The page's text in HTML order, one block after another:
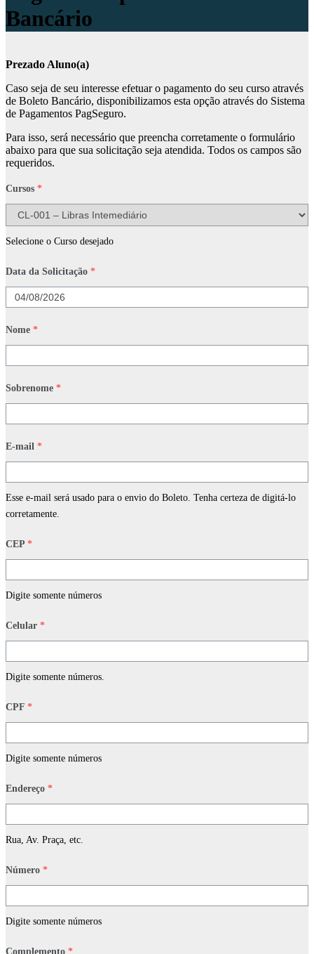
Bancário
Prezado Aluno(a)
Caso seja de seu interesse efetuar o pagamento do seu curso através
de Boleto Bancário, disponibilizamos esta opção através do Sistema
de Pagamentos PagSeguro.
Para isso, será necessário que preencha corretamente o formulário
abaixo para que sua solicitação seja atendida. Todos os campos são
requeridos.
Cursos *
Selecione o Curso desejado
Data da Solicitação *
Nome *
Sobrenome *
E-mail *
Esse e-mail será usado para o envio do Boleto. Tenha certeza de digitá-lo
corretamente.
CEP *
Digite somente números
Celular *
Digite somente números.
CPF *
Digite somente números
Endereço *
Rua, Av. Praça, etc.
Número *
Digite somente números
Complemento *